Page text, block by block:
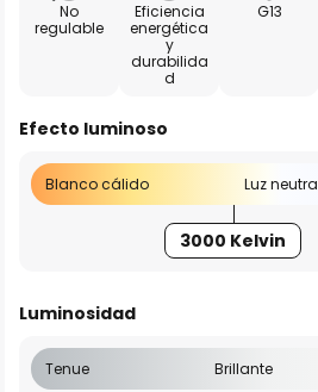
No
regulable
Eficiencia
energética
y
durabilida
d
G13
Efecto luminoso
Blanco cálido Luz neutra
3000 Kelvin
Luminosidad
Tenue Brillante